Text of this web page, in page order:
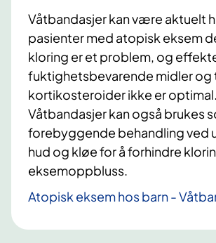
Våtbandasjer kan være aktuelt
pasienter med atopisk eksem
kloring er et problem, og
fuktighetsbevarende midler og
kortikosteroider ikke er optimal.
Våtbandasjer kan også brukes
forebyggende behandling ved
hud og kløe for å forhindre
eksemoppbluss.
Atopisk eksem hos barn -